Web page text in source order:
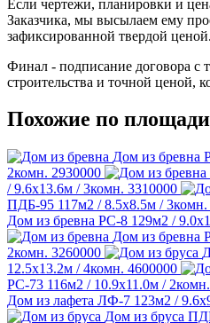
Если чертежи, планировки и
Заказчика, мы высылаем ему
зафиксированной твердой ценой.
Финал - подписание договора с
строительства и точной ценой,
Похожие по
Дом из бревна
2комн. 2930000
/ 9.6х13.6м / 3комн. 3310000
ПДБ-95 117м2 / 8.5х8.5м / 3комн.
Дом из бревна РС-8 129м2 /
Дом из бревна
2комн. 3260000
12.5х13.2м / 4комн. 4600000
РС-73 116м2 / 10.9х11.0м / 2комн.
Дом из лафета ЛФ-7 123м2 /
Дом из бруса